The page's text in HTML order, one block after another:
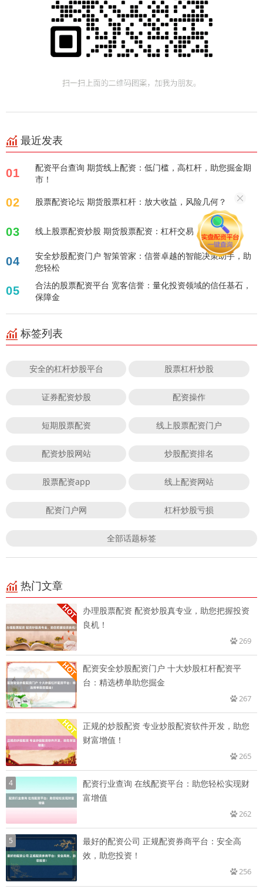
最近发表
01
配资平台查询 期货线上配资：低门槛，高杠杆，助您掘金期
市！
02 股票配资论坛 期货股票杠杆：放大收益，风险几何？
03 线上股票配资炒股 期货股票配资：杠杆交易，放大收益！
04
安全炒股配资门户 智策管家：信誉卓越的智能决策助手，助
您轻松
05
合法的股票配资平台 宽客信誉：量化投资领域的信任基石，
保障金
标签列表
安全的杠杆炒股平台 股票杠杆炒股
证券配资炒股 配资操作
短期股票配资 线上股票配资门户
配资炒股网站 炒股配资排名
股票配资app 线上配资网站
配资门户网 杠杆炒股亏损
全部话题标签
热门文章
办理股票配资 配资炒股真专业，助您把握投资
良机！
269
配资安全炒股配资门户 十大炒股杠杆配资平
台：精选榜单助您掘金
267
正规的炒股配资 专业炒股配资软件开发，助您
财富增值！
265
4
配资行业查询 在线配资平台：助您轻松实现财
富增值
262
5
最好的配资公司 正规配资券商平台：安全高
效，助您投资！
256